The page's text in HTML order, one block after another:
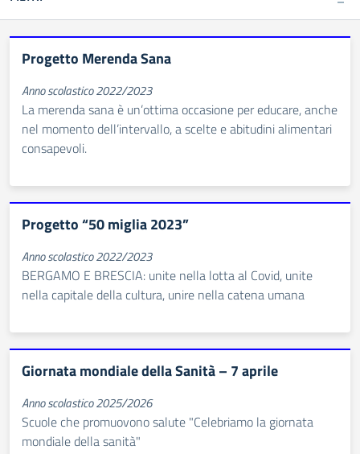
Progetto Merenda Sana
Anno scolastico 2022/2023
La merenda sana è un’ottima occasione per educare, anche
nel momento dell’intervallo, a scelte e abitudini alimentari
consapevoli.
Progetto “50 miglia 2023”
Anno scolastico 2022/2023
BERGAMO E BRESCIA: unite nella lotta al Covid, unite
nella capitale della cultura, unire nella catena umana
Giornata mondiale della Sanità – 7 aprile
Anno scolastico 2025/2026
Scuole che promuovono salute "Celebriamo la giornata
mondiale della sanità"